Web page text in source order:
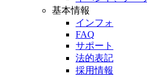
基本情報
インフォ
FAQ
サポート
法的表記
採用情報